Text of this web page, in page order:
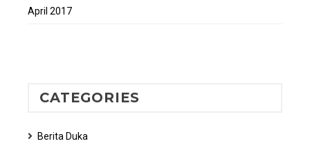
April 2017
CATEGORIES
Berita Duka